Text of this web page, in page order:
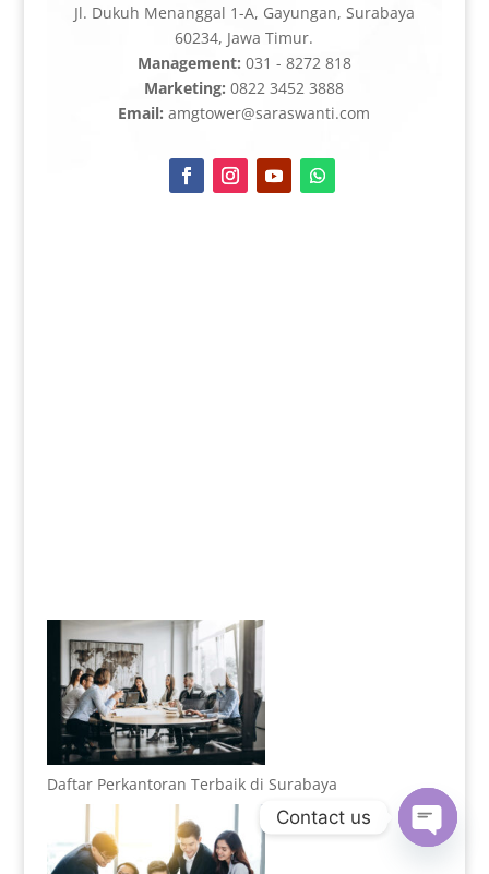
Jl. Dukuh Menanggal 1-A, Gayungan, Surabaya
60234, Jawa Timur.
Management: 031 - 8272 818
Marketing: 0822 3452 3888
Email: amgtower@saraswanti.com
Daftar Perkantoran Terbaik di Surabaya
Contact us